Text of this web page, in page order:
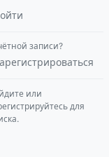
записи?
или
для